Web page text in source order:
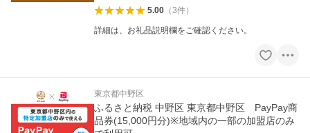
5.00（3件）
詳細は、お礼品説明欄をご確認ください。
東京都中野区
ふるさと納税 中野区 東京都中野区 PayPay商
品券(15,000円分)※地域内の一部の加盟店のみ